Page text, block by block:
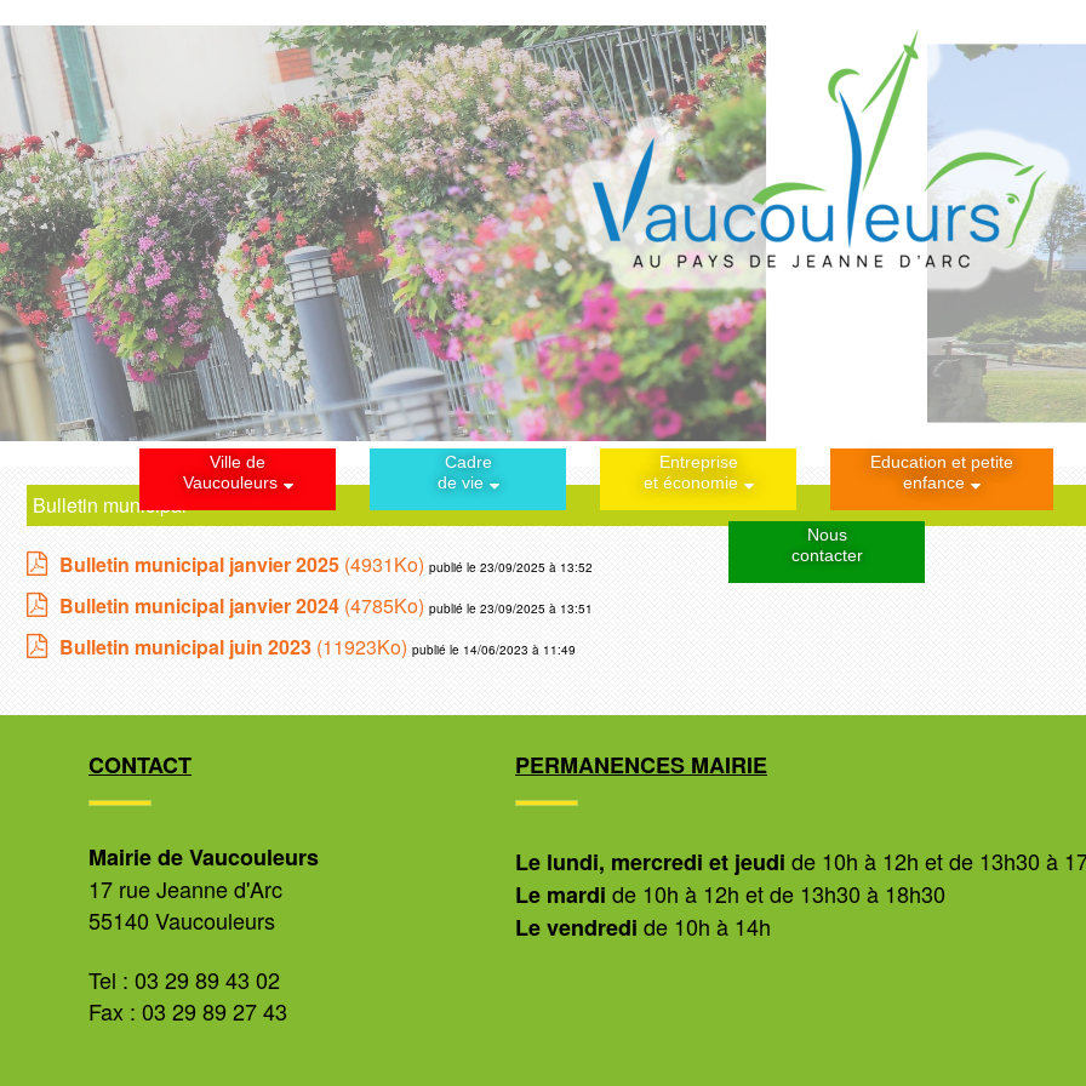
Ville de
Vaucouleurs
Cadre
de vie
Entreprise
et économie
Education et petite
enfance
Nous
contacter
Bulletin municipal
Bulletin municipal janvier 2025 (4931Ko) publié le 23/09/2025 à 13:52
Bulletin municipal janvier 2024 (4785Ko) publié le 23/09/2025 à 13:51
Bulletin municipal juin 2023 (11923Ko) publié le 14/06/2023 à 11:49
CONTACT
Mairie de Vaucouleurs
17 rue Jeanne d'Arc
55140 Vaucouleurs
Tel : 03 29 89 43 02
Fax : 03 29 89 27 43
PERMANENCES MAIRIE
Le lundi, mercredi et jeudi de 10h à 12h et de 13h30 à
Le mardi de 10h à 12h et de 13h30 à 18h30
Le vendredi de 10h à 14h